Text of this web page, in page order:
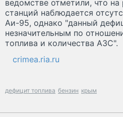
ведомстве отметили, что на
станций наблюдается
Аи-95, однако "данный
незначительным по
топлива и количества АЗС".
crimea.ria.ru
дефицит топлива бензин крым